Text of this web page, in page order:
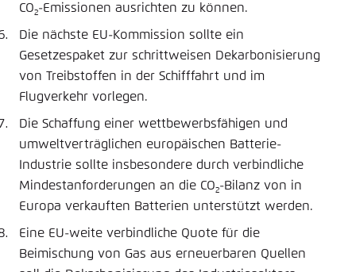
CO2-Emissionen ausrichten zu können.
Die nächste EU-Kommission sollte ein
Gesetzespaket zur schrittweisen Dekarbonisierung
von Treibstoffen in der Schifffahrt und im
Flugverkehr vorlegen.
Die Schaffung einer wettbewerbsfähigen und
umweltverträglichen europäischen Batterie-
Industrie sollte insbesondere durch verbindliche
Mindestanforderungen an die CO2-Bilanz von in
Europa verkauften Batterien unterstützt werden.
Eine EU-weite verbindliche Quote für die
Beimischung von Gas aus erneuerbaren Quellen